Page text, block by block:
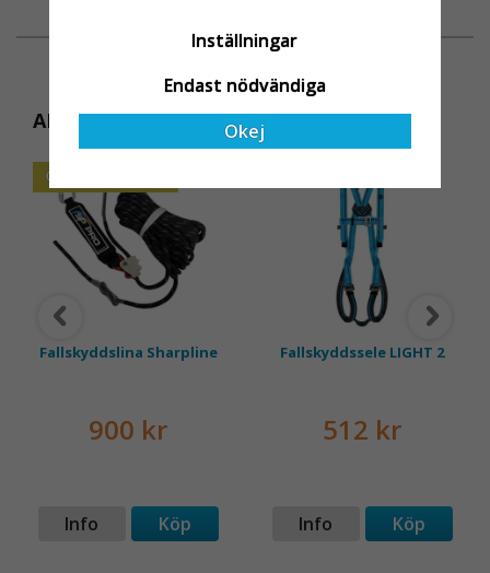
valet på
Med daglig verksamhet på
hög höjd är det avgörande
med en leverantör som
både har rätt produkter
ändring på. Från och med
föreskrifter i kraft i
Sverige gällande
rullställningar, med s
ANDRA KÖPTE ÄVEN
OLIKA LÄNGDER
Fallskyddslina Sharpline
900 kr
Info Köp
Fallskyddssele LIGHT 2
512 kr
Info Köp
Inställningar
Endast nödvändiga
Okej